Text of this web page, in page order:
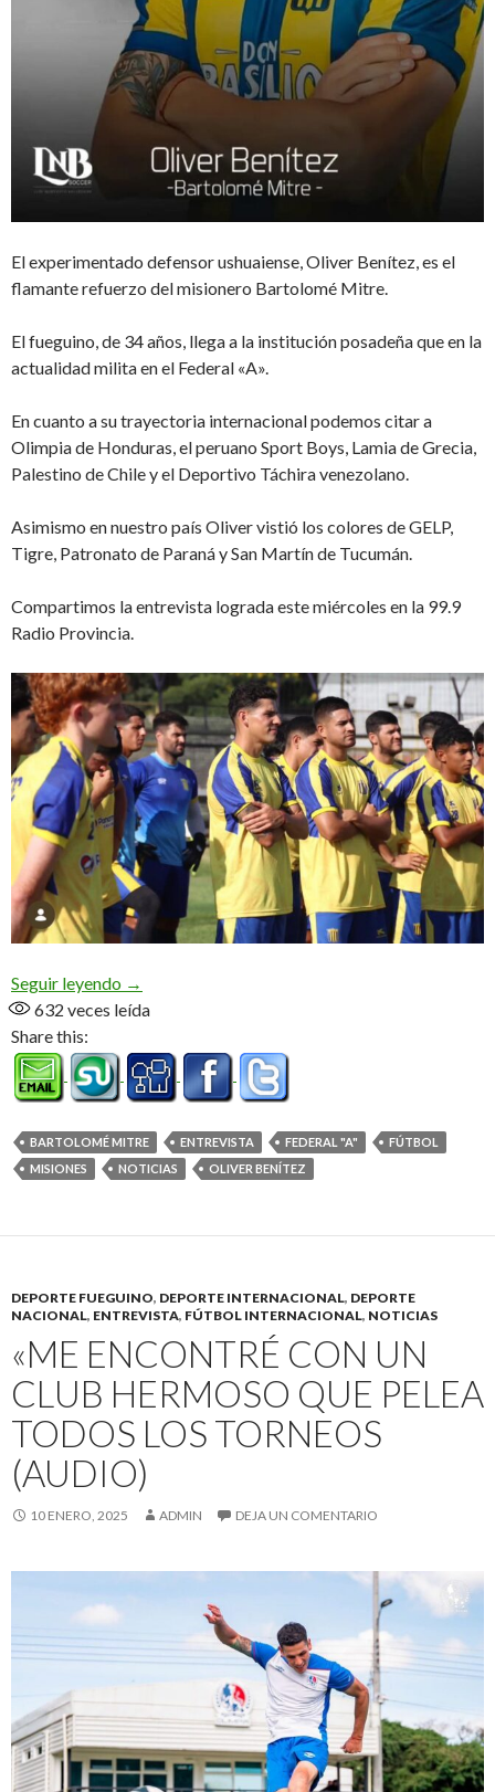
El experimentado defensor ushuaiense, Oliver Benítez, es el
flamante refuerzo del misionero Bartolomé Mitre.
El fueguino, de 34 años, llega a la institución posadeña que en la
actualidad milita en el Federal «A».
En cuanto a su trayectoria internacional podemos citar a
Olimpia de Honduras, el peruano Sport Boys, Lamia de Grecia,
Palestino de Chile y el Deportivo Táchira venezolano.
Asimismo en nuestro país Oliver vistió los colores de GELP,
Tigre, Patronato de Paraná y San Martín de Tucumán.
Compartimos la entrevista lograda este miércoles en la 99.9
Radio Provincia.
Seguir leyendo «La idea era volver a jugar, fue un duro parate de
→
632 veces leída
Share this:
BARTOLOMÉ MITRE ENTREVISTA FEDERAL "A"
FÚTBOL
MISIONES
NOTICIAS OLIVER BENÍTEZ
DEPORTE FUEGUINO, DEPORTE INTERNACIONAL, DEPORTE
NACIONAL, ENTREVISTA, FÚTBOL INTERNACIONAL, NOTICIAS
«ME ENCONTRÉ CON UN
CLUB HERMOSO QUE PELEA
TODOS LOS TORNEOS
(AUDIO)
10 ENERO, 2025 ADMIN DEJA UN COMENTARIO